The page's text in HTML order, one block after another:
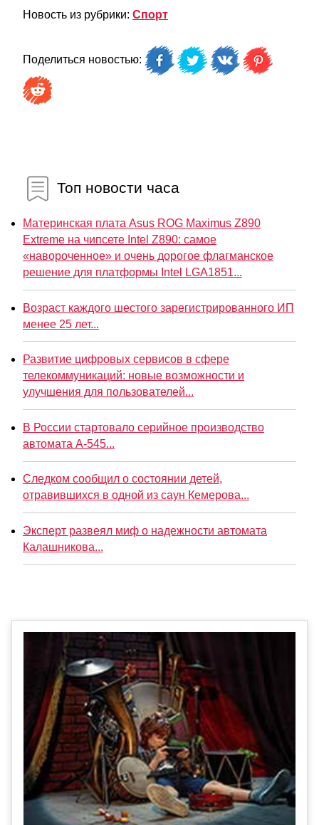
Новость из рубрики: Спорт
Поделиться новостью:
Топ новости часа
Материнская плата Asus ROG Maximus Z890
Extreme на чипсете Intel Z890: самое
«навороченное» и очень дорогое флагманское
решение для платформы Intel LGA1851...
Возраст каждого шестого зарегистрированного ИП
менее 25 лет...
Развитие цифровых сервисов в сфере
телекоммуникаций: новые возможности и
улучшения для пользователей...
В России стартовало серийное производство
автомата А-545...
Следком сообщил о состоянии детей,
отравившихся в одной из саун Кемерова...
Эксперт развеял миф о надежности автомата
Калашникова...